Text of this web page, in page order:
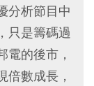
分析節目中
只是籌碼過
電的後市，
倍數成長，